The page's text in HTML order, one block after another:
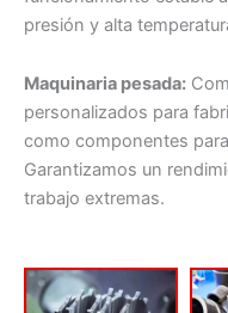
presión y alta
Maquinaria pesada:
personalizados para
como componentes
Garantizamos un
trabajo extremas.